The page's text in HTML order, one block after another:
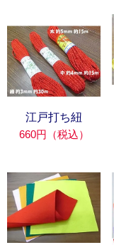
江戸打ち紐
660円（税込）